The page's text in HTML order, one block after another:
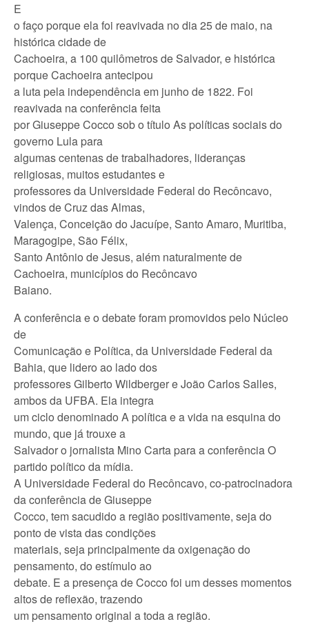
E
o faço porque ela foi reavivada no dia 25 de maio, na
histórica cidade de
Cachoeira, a 100 quilômetros de Salvador, e histórica
porque Cachoeira antecipou
a luta pela independência em junho de 1822. Foi
reavivada na conferência feita
por Giuseppe Cocco sob o título As políticas sociais do
governo Lula para
algumas centenas de trabalhadores, lideranças
religiosas, muitos estudantes e
professores da Universidade Federal do Recôncavo,
vindos de Cruz das Almas,
Valença, Conceição do Jacuípe, Santo Amaro, Muritiba,
Maragogipe, São Félix,
Santo Antônio de Jesus, além naturalmente de
Cachoeira, municípios do Recôncavo
Baiano.
A conferência e o debate foram promovidos pelo Núcleo
de
Comunicação e Política, da Universidade Federal da
Bahia, que lidero ao lado dos
professores Gilberto Wildberger e João Carlos Salles,
ambos da UFBA. Ela integra
um ciclo denominado A política e a vida na esquina do
mundo, que já trouxe a
Salvador o jornalista Mino Carta para a conferência O
partido político da mídia.
A Universidade Federal do Recôncavo, co-patrocinadora
da conferência de Giuseppe
Cocco, tem sacudido a região positivamente, seja do
ponto de vista das condições
materiais, seja principalmente da oxigenação do
pensamento, do estímulo ao
debate. E a presença de Cocco foi um desses momentos
altos de reflexão, trazendo
um pensamento original a toda a região.